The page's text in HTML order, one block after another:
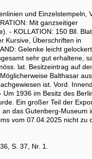
und Einzelstempeln,
Mit ganzseitiger
- KOLLATION: 150 Bll.
Kursive, Überschriften in
Gelenke leicht gelockert,
sehr gut erhaltene,
lat. Besitzeintrag auf
Balthasar aus
ist. Vord.
1936 im Besitz des
Ein großer Teil der
das Gutenberg-Museum
vom 07.04.2025 nicht zu
S. 37, Nr. 1.